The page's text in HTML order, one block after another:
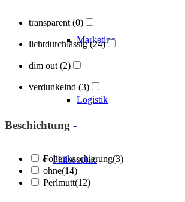
Marketing
Logistik
Philosophie
transparent (0)
lichtdurchlässig(24)
dim out (2)
verdunkelnd (3)
Beschichtung -
Folienkaschierung(3)
ohne(14)
Perlmutt(12)